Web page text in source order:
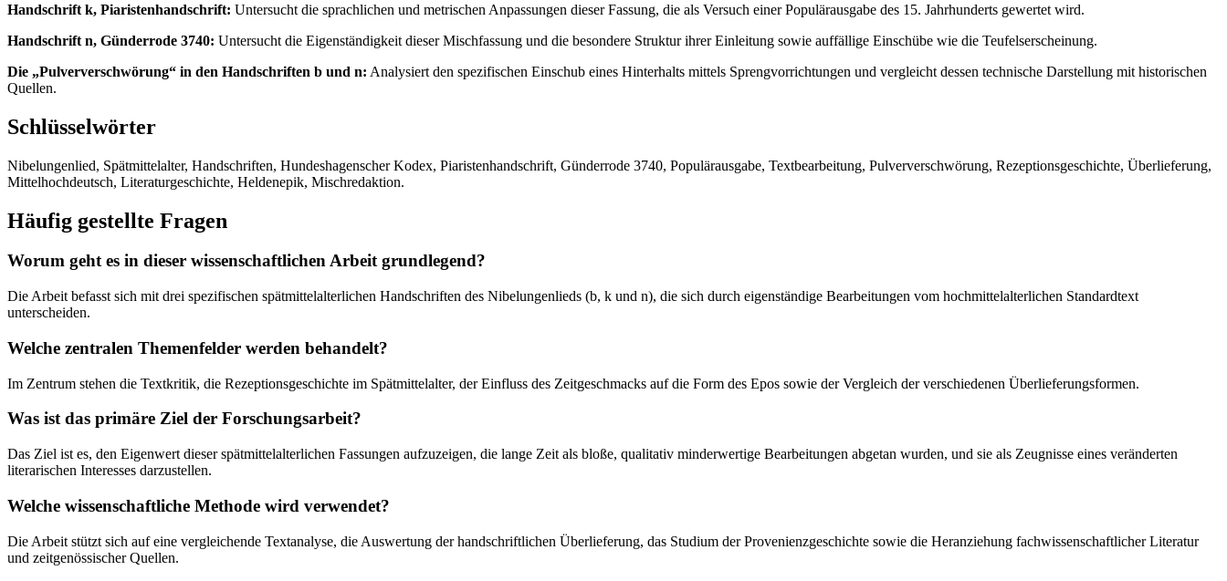
Handschrift k, Piaristenhandschrift: Untersucht die sprachlichen und metrischen Anpassungen dieser Fassung, die als Versuch einer Populärausgabe des 15. Jahrhunderts gewertet wird.
Handschrift n, Günderrode 3740: Untersucht die Eigenständigkeit dieser Mischfassung und die besondere Struktur ihrer Einleitung sowie auffällige Einschübe wie die Teufelserscheinung.
Die „Pulververschwörung“ in den Handschriften b und n: Analysiert den spezifischen Einschub eines Hinterhalts mittels Sprengvorrichtungen und vergleicht dessen technische Darstellung mit historischen
Quellen.
Schlüsselwörter
Nibelungenlied, Spätmittelalter, Handschriften, Hundeshagenscher Kodex, Piaristenhandschrift, Günderrode 3740, Populärausgabe, Textbearbeitung, Pulververschwörung, Rezeptionsgeschichte, Überlieferung,
Mittelhochdeutsch, Literaturgeschichte, Heldenepik, Mischredaktion.
Häufig gestellte Fragen
Worum geht es in dieser wissenschaftlichen Arbeit grundlegend?
Die Arbeit befasst sich mit drei spezifischen spätmittelalterlichen Handschriften des Nibelungenlieds (b, k und n), die sich durch eigenständige Bearbeitungen vom hochmittelalterlichen Standardtext
unterscheiden.
Welche zentralen Themenfelder werden behandelt?
Im Zentrum stehen die Textkritik, die Rezeptionsgeschichte im Spätmittelalter, der Einfluss des Zeitgeschmacks auf die Form des Epos sowie der Vergleich der verschiedenen Überlieferungsformen.
Was ist das primäre Ziel der Forschungsarbeit?
Das Ziel ist es, den Eigenwert dieser spätmittelalterlichen Fassungen aufzuzeigen, die lange Zeit als bloße, qualitativ minderwertige Bearbeitungen abgetan wurden, und sie als Zeugnisse eines veränderten
literarischen Interesses darzustellen.
Welche wissenschaftliche Methode wird verwendet?
Die Arbeit stützt sich auf eine vergleichende Textanalyse, die Auswertung der handschriftlichen Überlieferung, das Studium der Provenienzgeschichte sowie die Heranziehung fachwissenschaftlicher Literatur
und zeitgenössischer Quellen.